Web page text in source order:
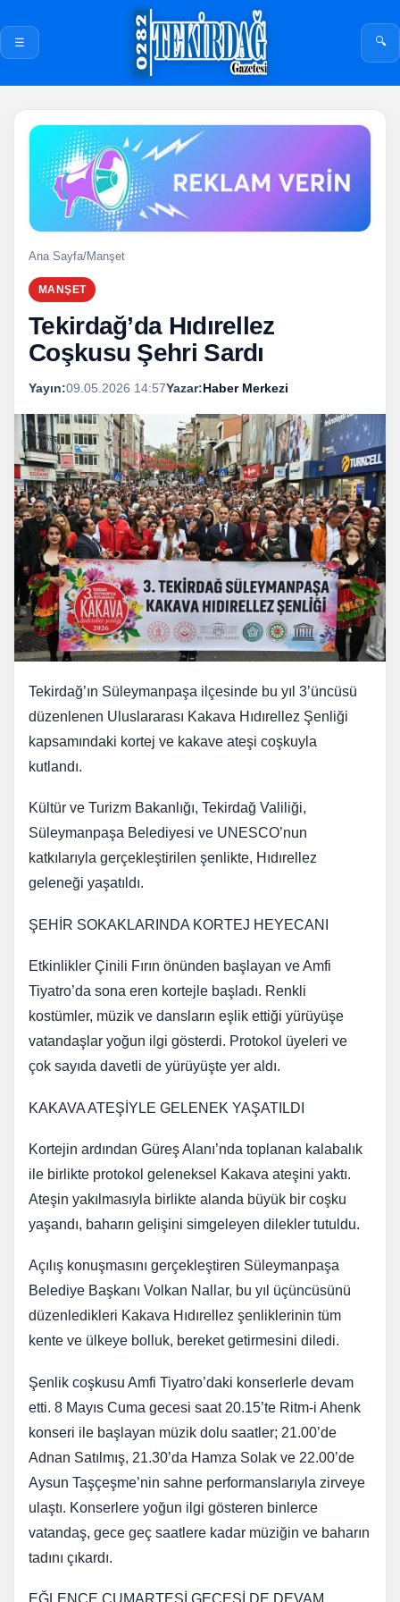
☰ 🔍
Ana Sayfa/Manşet
MANŞET
Tekirdağ’da Hıdırellez
Coşkusu Şehri Sardı
Yayın:09.05.2026 14:57Yazar:Haber Merkezi
Tekirdağ’ın Süleymanpaşa ilçesinde bu yıl 3’üncüsü
düzenlenen Uluslararası Kakava Hıdırellez Şenliği
kapsamındaki kortej ve kakave ateşi coşkuyla
kutlandı.
Kültür ve Turizm Bakanlığı, Tekirdağ Valiliği,
Süleymanpaşa Belediyesi ve UNESCO’nun
katkılarıyla gerçekleştirilen şenlikte, Hıdırellez
geleneği yaşatıldı.
ŞEHİR SOKAKLARINDA KORTEJ HEYECANI
Etkinlikler Çinili Fırın önünden başlayan ve Amfi
Tiyatro’da sona eren kortejle başladı. Renkli
kostümler, müzik ve dansların eşlik ettiği yürüyüşe
vatandaşlar yoğun ilgi gösterdi. Protokol üyeleri ve
çok sayıda davetli de yürüyüşte yer aldı.
KAKAVA ATEŞİYLE GELENEK YAŞATILDI
Kortejin ardından Güreş Alanı’nda toplanan kalabalık
ile birlikte protokol geleneksel Kakava ateşini yaktı.
Ateşin yakılmasıyla birlikte alanda büyük bir coşku
yaşandı, baharın gelişini simgeleyen dilekler tutuldu.
Açılış konuşmasını gerçekleştiren Süleymanpaşa
Belediye Başkanı Volkan Nallar, bu yıl üçüncüsünü
düzenledikleri Kakava Hıdırellez şenliklerinin tüm
kente ve ülkeye bolluk, bereket getirmesini diledi.
Şenlik coşkusu Amfi Tiyatro’daki konserlerle devam
etti. 8 Mayıs Cuma gecesi saat 20.15’te Ritm-i Ahenk
konseri ile başlayan müzik dolu saatler; 21.00’de
Adnan Satılmış, 21.30’da Hamza Solak ve 22.00’de
Aysun Taşçeşme’nin sahne performanslarıyla zirveye
ulaştı. Konserlere yoğun ilgi gösteren binlerce
vatandaş, gece geç saatlere kadar müziğin ve baharın
tadını çıkardı.